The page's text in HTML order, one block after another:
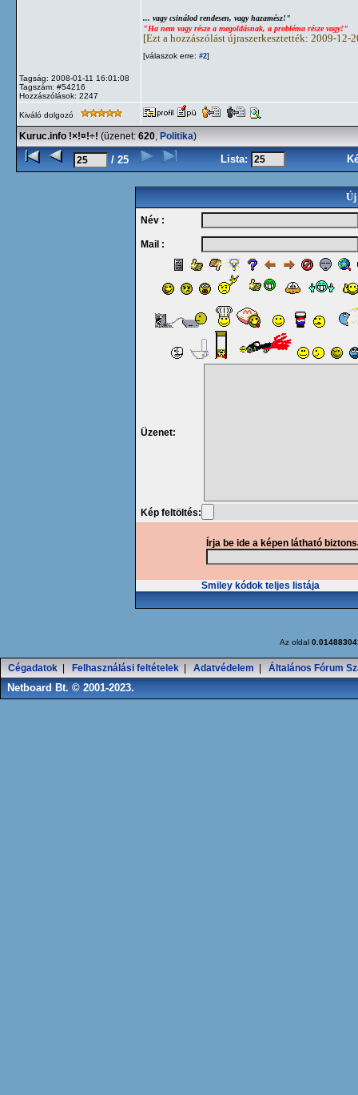
Tagság: 2008-01-11 16:01:08
Tagszám: #54216
Hozzászólások: 2247
... vagy csinálod rendesen, vagy hazamész!"
"Ha nem vagy része a megoldásnak, a probléma része vagy!"
[Ezt a hozzászólást újraszerkesztették: 2009-12-
[válaszok erre: #2]
Kiváló dolgozó
Kuruc.info !×!¤!÷! (üzenet: 620, Politika)
/ 25 Lista:
Új
Név :
Mail :
Üzenet:
Kép feltöltés:
Írja be ide a képen látható
Smiley kódok teljes listája
Az oldal
Cégadatok Felhasználási feltételek Adatvédelem Általános Fórum
Netboard Bt. © 2001-2023.